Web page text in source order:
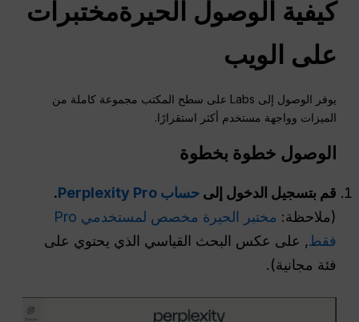
كيفية الوصول الحيرةمختبرات
على الويب
يوفر الوصول إلى Labs على سطح المكتب مجموعة كاملة من
الميزات وواجهة مستخدم أكثر استقرارًا.
الوصول خطوة بخطوة
قم بتسجيل الدخول إلىحساب Perplexity Pro
.
(ملاحظة:
مختبر الحيرة مخصص لمستخدمي Pro
فقط, على عكس البحث القياسي الذي يحتوي على
فئة مجانية).